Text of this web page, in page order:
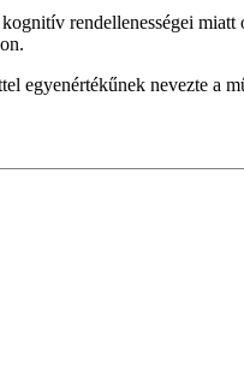
rendellenességei miatt
nevezte a